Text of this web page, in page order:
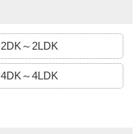
2DK～2LDK
4DK～4LDK